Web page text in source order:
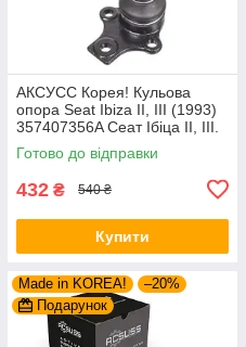
AКСУСС Корея! Кульова
опора Seat Ibiza II, III (1993)
357407356A Сеат Ібіца II, III.
Aксусс Корея - Оригинал!
Готово до відправки
432 ₴ 540 ₴
Купити
Made in KOREA!
–20%
Подарунок